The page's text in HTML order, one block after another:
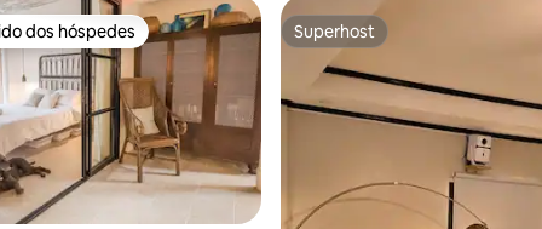
preferidos dos hóspedes
dos hóspedes Superhost
Superhost